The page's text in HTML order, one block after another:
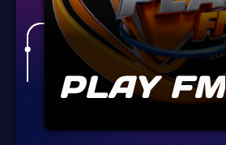
PLAY FM